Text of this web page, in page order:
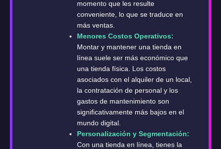
momento que les resulte
conveniente, lo que se traduce en
más ventas.
Menores Costos Operativos:
Montar y mantener una tienda en
línea suele ser más económico que
una tienda física. Los costos
asociados con el alquiler de un local,
la contratación de personal y los
gastos de mantenimiento son
significativamente más bajos en el
mundo digital.
Personalización y Segmentación:
Con una tienda en línea, tienes la